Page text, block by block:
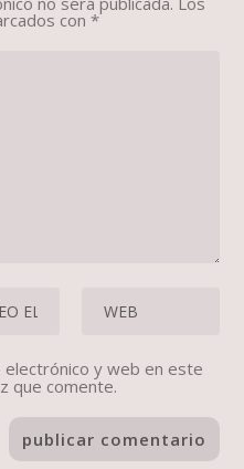
con*
y web en este
que comente.